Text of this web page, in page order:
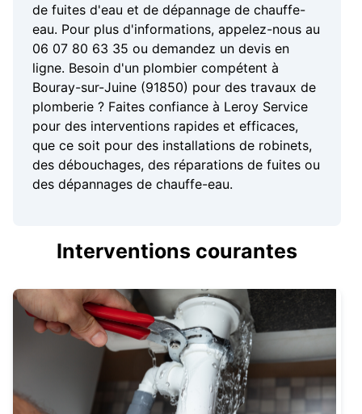
de fuites d'eau et de dépannage de chauffe-
eau. Pour plus d'informations, appelez-nous au
06 07 80 63 35 ou demandez un devis en
ligne. Besoin d'un plombier compétent à
Bouray-sur-Juine (91850) pour des travaux de
plomberie ? Faites confiance à Leroy Service
pour des interventions rapides et efficaces,
que ce soit pour des installations de robinets,
des débouchages, des réparations de fuites ou
des dépannages de chauffe-eau.
Interventions courantes